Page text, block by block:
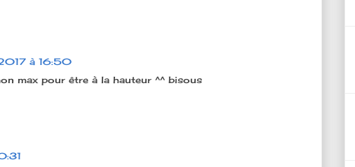
à 16:50
max pour être à la hauteur ^^ bisous